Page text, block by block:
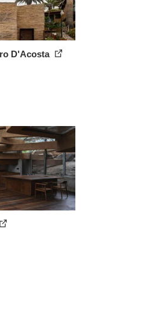
D'Acosta